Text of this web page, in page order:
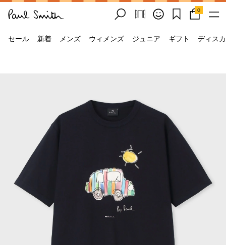
0
セール 新着 メンズ ウィメンズ ジュニア ギフト ディス